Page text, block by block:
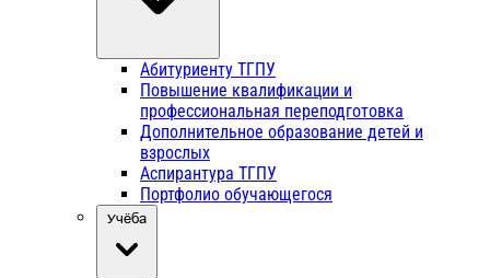
Абитуриенту ТГПУ
Повышение квалификации и
профессиональная переподготовка
Дополнительное образование детей и
взрослых
Аспирантура ТГПУ
Портфолио обучающегося
Учёба